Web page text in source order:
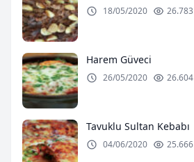
18/05/2020 26.783
Harem Güveci
26/05/2020 26.604
Tavuklu Sultan Kebabı
04/06/2020 25.666